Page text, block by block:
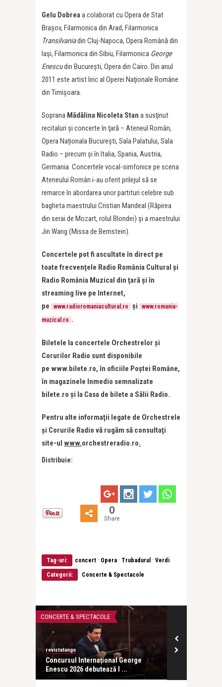
Gelu Dobreaa colaborat cu Opera de Stat
Braşov, Filarmonica din Arad, Filarmonica
Transilvaniadin Cluj-Napoca, Opera Română din
Iaşi, Filarmonica din Sibiu, Filarmonica George
Enescudin Bucureşti, Opera din Cairo. Din anul
2011 este artist liric al Operei Naţionale Române
din Timişoara.
Soprana Mădălina Nicoleta Stan a susţinut
recitaluri şi concerte în ţară – Ateneul Român,
Opera Naționala București, Sala Palatului, Sala
Radio – precum şi în Italia, Spania, Austria,
Germania. Concertele vocal-simfonice pe scena
Ateneului Român i-au oferit prilejul să se
remarce în abordarea unor partituri celebre sub
bagheta maestrului Cristian Mandeal (Răpirea
din serai de Mozart, rolul Blondei) şi a maestrului
Jin Wang (Missa de Bernstein).
Concertele pot fi ascultate în direct pe
toate frecvenţele Radio România Cultural şi
Radio România Muzical din ţară şi în
streaming live pe Internet,
pe
www.radioromaniacultural.ro și
www.romania-
muzical.ro .
Biletele la concertele Orchestrelor şi
Corurilor Radio sunt disponibile
pe www.bilete.ro, în oficiile Poştei Române,
în magazinele Inmedio semnalizate
bilete.ro şi la Casa de bilete a Sălii Radio.
Pentru alte informaţii legate de Orchestrele
şi Corurile Radio vă rugăm să consultaţi
site-ul www.orchestreradio.ro.
Distribuie:
0
Share
Tag-uri: concert · Opera · Trubadurul · Verdi
Categorii: Concerte & Spectacole
CONCERTE & SPECTACOLE
revistatango
Concursul Internațional George
Enescu 2026 debutează l ...